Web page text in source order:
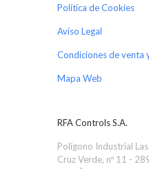
Política de Cookies
Aviso Legal
Condiciones de venta
Mapa Web
RFA Controls S.A.
Polígono Industrial
Cruz Verde, nº 11 -